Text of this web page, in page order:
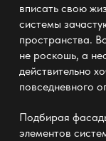
вписать свою
системы
пространства.
не роскошь, а
действительно
повседневного
Подбирая
элементов